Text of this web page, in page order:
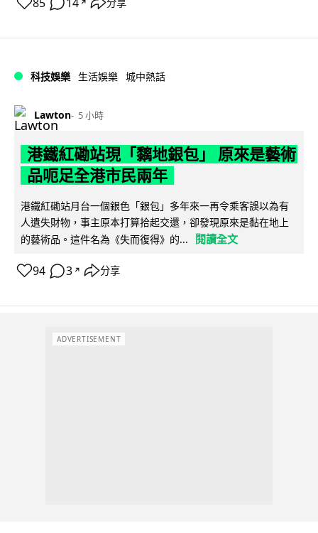
↗
科技娛樂 生活娛樂 城中熱話
Lawton 5 小時
港鐵紅磡站現「黐地銀包」 原來是藝術
品呃足全港市民兩年
港鐵紅磡站月台一個銀色「銀包」多年來一再令乘客誤以為有
人遺失財物，事主原本打算拾起交還，卻發現原來是黏在地上
的藝術品。這件名為《失而復得》的...
閱讀全文
94 3 ↗ 分享
ADVERTISEMENT